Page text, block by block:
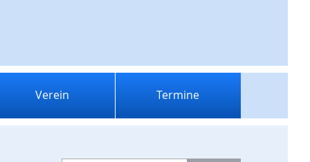
Verein Termine